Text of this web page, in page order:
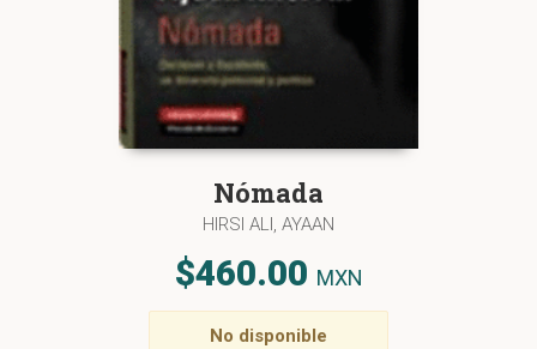
Nómada
HIRSI ALI, AYAAN
$460.00 MXN
No disponible